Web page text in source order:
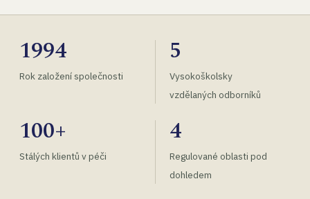
1994
Rok založení společnosti
5
Vysokoškolsky
vzdělaných odborníků
100+
Stálých klientů v péči
4
Regulované oblasti pod
dohledem